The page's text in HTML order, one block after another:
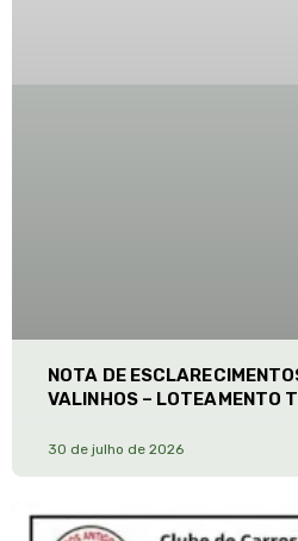
NOTA DE
VALINHOS – LOTEAMENTO
30 de julho de 2026